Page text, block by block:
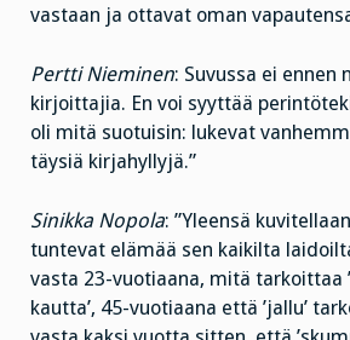
vastaan ja ottavat oman
Pertti Nieminen: Suvussa ei ennen
kirjoittajia. En voi syyttää
oli mitä suotuisin: lukevat
täysiä kirjahyllyjä.”
Sinikka Nopola: ”Yleensä
tuntevat elämää sen kaikilta
vasta 23-vuotiaana, mitä tarkoittaa
kautta’, 45-vuotiaana että ’jallu’